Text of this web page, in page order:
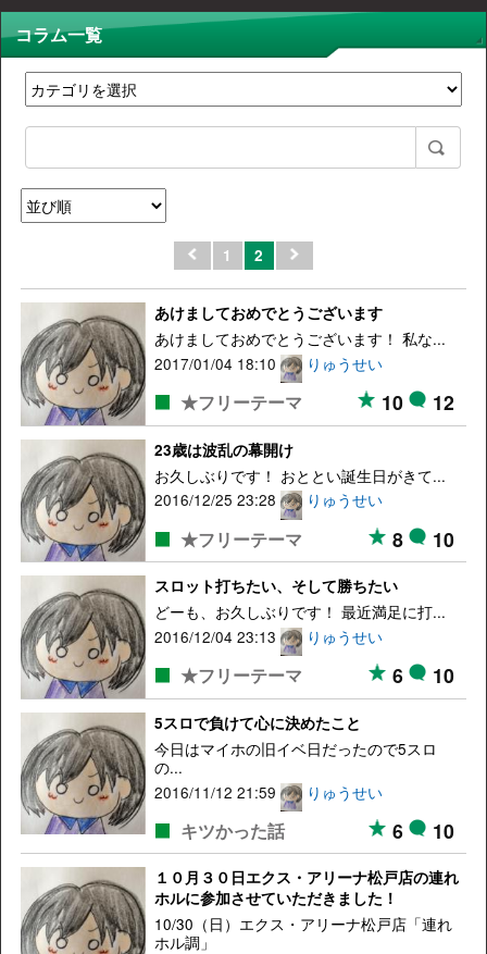
コラム一覧
1 2
あけましておめでとうございます
あけましておめでとうございます！ 私な...
2017/01/04 18:10
りゅうせい
★フリーテーマ 10 12
23歳は波乱の幕開け
お久しぶりです！ おととい誕生日がきて...
2016/12/25 23:28
りゅうせい
★フリーテーマ 8 10
スロット打ちたい、そして勝ちたい
どーも、お久しぶりです！ 最近満足に打...
2016/12/04 23:13
りゅうせい
★フリーテーマ 6 10
5スロで負けて心に決めたこと
今日はマイホの旧イベ日だったので5スロ
の...
2016/11/12 21:59
りゅうせい
キツかった話 6 10
１０月３０日エクス・アリーナ松戸店の連れ
ホルに参加させていただきました！
10/30（日）エクス・アリーナ松戸店「連れ
ホル調」